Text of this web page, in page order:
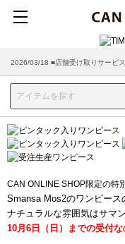
2026/03/18 ■店舗受け取りサービ
CAN ONLINE SHOP限定の特
Smansa Mos2のワンピース
ナチュラルな雰囲気はサマ
10月6日（日）までの受付